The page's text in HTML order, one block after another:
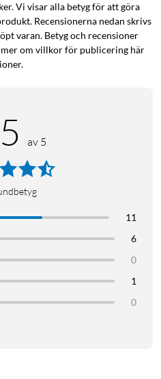
Vi visar alla betyg för att göra
Recensionerna nedan skrivs
varan. Betyg och recensioner
mer om villkor för publicering här
av 5
11
6
0
1
0